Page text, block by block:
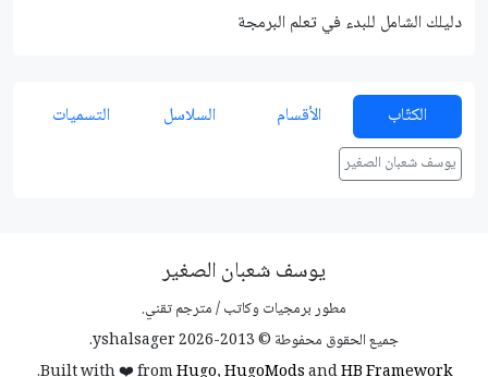
دليلك الشامل للبدء في تعلم البرمجة
الكتّاب الأقسام السلاسل التسميات
يوسف شعبان الصغير
يوسف شعبان الصغير
مطور برمجيات وكاتب / مترجم تقني.
جميع الحقوق محفوطة © 2013-2026 yshalsager.